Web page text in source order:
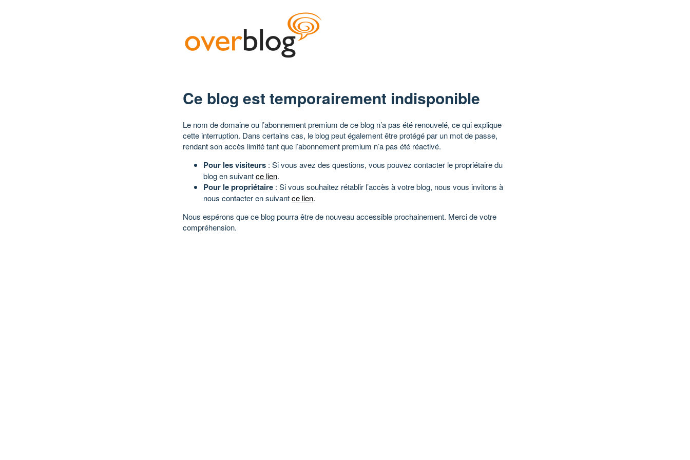
Ce blog est temporairement indisponible
Le nom de domaine ou l’abonnement premium de ce blog n’a pas été renouvelé, ce qui explique
cette interruption. Dans certains cas, le blog peut également être protégé par un mot de passe,
rendant son accès limité tant que l’abonnement premium n’a pas été réactivé.
Pour les visiteurs : Si vous avez des questions, vous pouvez contacter le propriétaire du
blog en suivantce lien.
Pour le propriétaire : Si vous souhaitez rétablir l’accès à votre blog, nous vous invitons à
nous contacter en suivantce lien.
Nous espérons que ce blog pourra être de nouveau accessible prochainement. Merci de votre
compréhension.